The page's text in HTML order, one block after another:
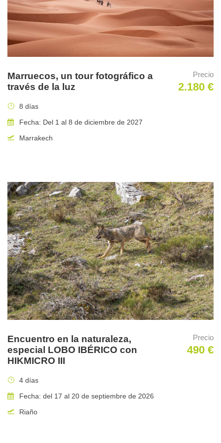
Duración del viaje
7 días (del 24/8/2025 al 30/8/2025)
Incluido en el precio
Alojamiento en habitación doble compartida.
Transportes durante el tour.
No incluido en el precio
Traslados desde o hasta aeropuertos o ferrys.
Comidas o bebidas no incluidas en nuestros menús.
Cualquier otro aspecto que no este determinado en el
apartado «incluido en el precio».
Lo mejor de este viaje
Los meses de agosto y septiembre son los más propicios del
año para combinar la observación de oso pardo, gato montés y
lobo ibérico en la Cordillera, prácticamente garantizando el
Punto de encuentro
Hotel Tierra de la Reina en Boca de Huérgano (León)
Marruecos, un tour fotográfico a
través de la luz
Precio
2.180 €
8 días
Fecha: Del 1 al 8 de diciembre de 2027
Marrakech
Encuentro en la naturaleza,
especial LOBO IBÉRICO con
HIKMICRO III
Precio
490 €
4 días
Fecha: del 17 al 20 de septiembre de 2026
Riaño